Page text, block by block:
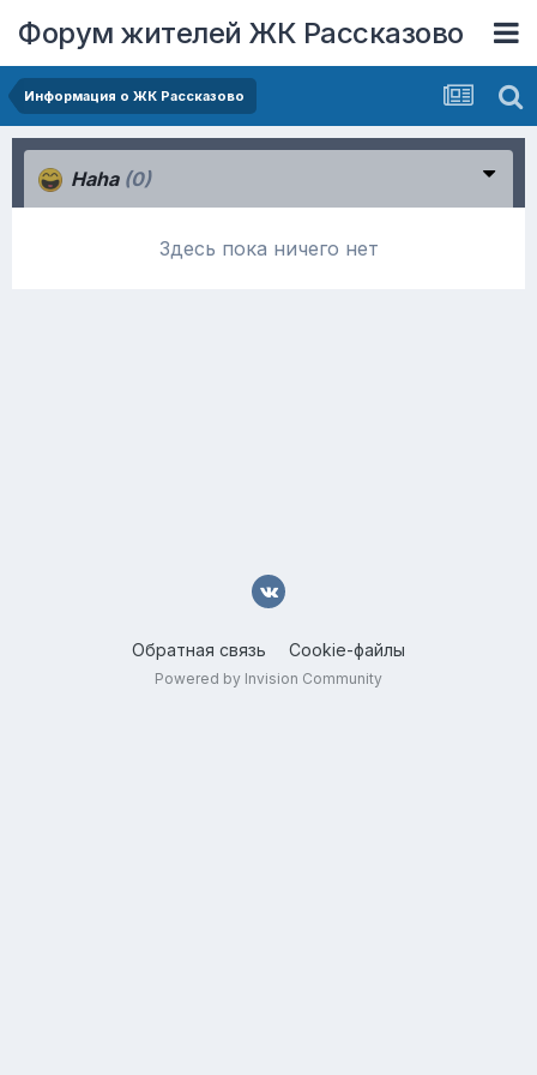
Форум жителей ЖК Рассказово
Информация о ЖК Рассказово
Haha (0)
Здесь пока ничего нет
Обратная связь Cookie-файлы
Powered by Invision Community